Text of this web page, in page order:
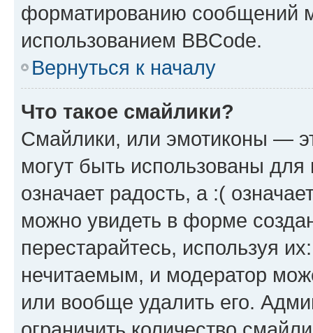
форматированию сообщений
использованием BBCode.
Вернуться к началу
Что такое смайлики?
Смайлики, или эмотиконы —
могут быть использованы
означает радость, а :(
можно увидеть в форме
перестарайтесь, используя
нечитаемым, и модератор
или вообще удалить его.